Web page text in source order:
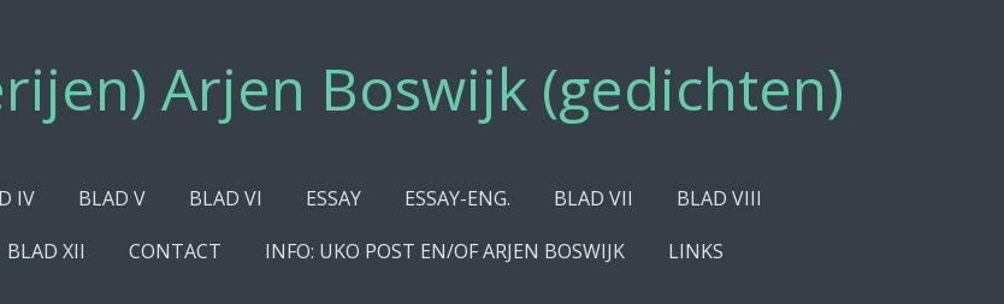
Arjen Boswijk (gedichten)
IV BLAD V BLAD VI ESSAY ESSAY-ENG. BLAD VII
BLAD VIII
BLAD XII CONTACT INFO: UKO POST EN/OF ARJEN BOSWIJK LINKS